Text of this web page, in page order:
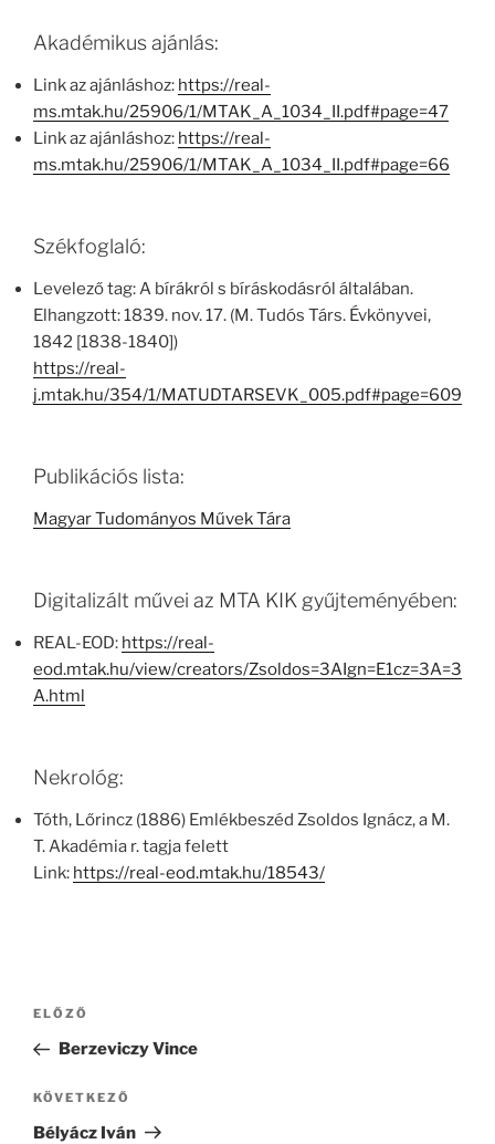
Akadémikus ajánlás:
Link az ajánláshoz: https://real-
ms.mtak.hu/25906/1/MTAK_A_1034_II.pdf#page=47
Link az ajánláshoz: https://real-
ms.mtak.hu/25906/1/MTAK_A_1034_II.pdf#page=66
Székfoglaló:
Levelező tag: A bírákról s bíráskodásról általában.
Elhangzott: 1839. nov. 17. (M. Tudós Társ. Évkönyvei,
1842 [1838-1840])
https://real-
j.mtak.hu/354/1/MATUDTARSEVK_005.pdf#page=609
Publikációs lista:
Magyar Tudományos Művek Tára
Digitalizált művei az MTA KIK gyűjteményében:
REAL-EOD: https://real-
eod.mtak.hu/view/creators/Zsoldos=3AIgn=E1cz=3A=3
A.html
Nekrológ:
Tóth, Lőrincz (1886) Emlékbeszéd Zsoldos Ignácz, a M.
T. Akadémia r. tagja felett
Link: https://real-eod.mtak.hu/18543/
Bejegyzés
Korábbi
bejegyzés
ELŐZŐ
Berzeviczy Vince
Következő
bejegyzés
KÖVETKEZŐ
Bélyácz Iván